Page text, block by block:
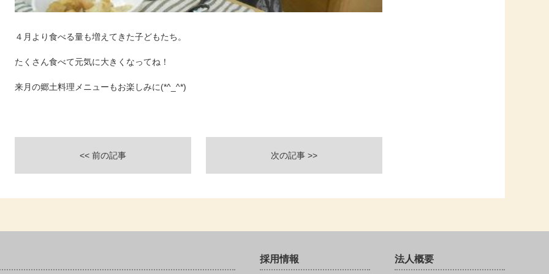
４月より食べる量も増えてきた子どもたち。
たくさん食べて元気に大きくなってね！
来月の郷土料理メニューもお楽しみに(*^_^*)
<< 前の記事 次の記事 >>
採用情報 法人概要